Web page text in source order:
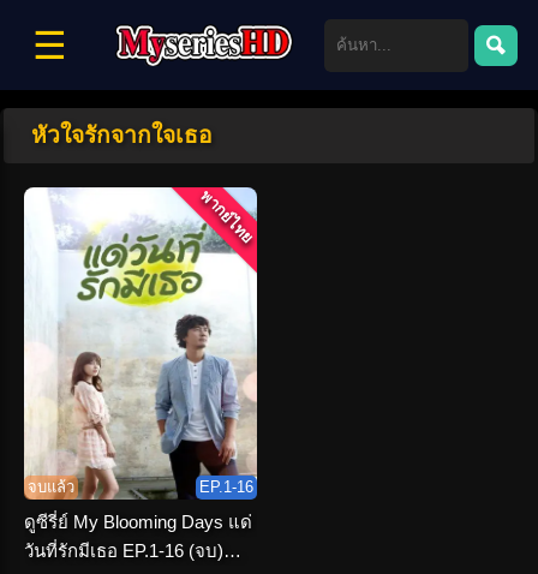
☰
หัวใจรักจากใจเธอ
จบแล้ว EP.1-16
พากย์ไทย
ดูซีรี่ย์ My Blooming Days แด่
วันที่รักมีเธอ EP.1-16 (จบ)